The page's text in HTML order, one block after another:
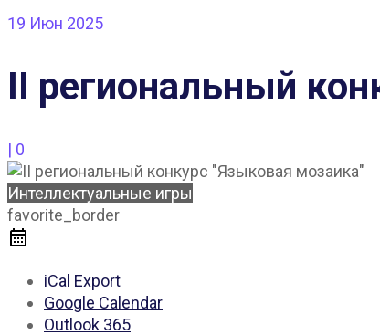
19 Июн 2025
II региональный
| 0
Интеллектуальные игры
favorite_border
iCal Export
Google Calendar
Outlook 365